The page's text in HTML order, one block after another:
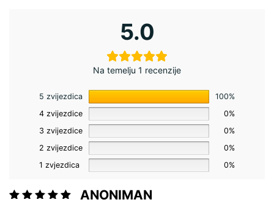
5.0
Na temelju 1 recenzije
5 zvijezdica
100%
4 zvijezdice
0%
3 zvijezdice
0%
2 zvijezdice
0%
1 zvjezdica
0%
ANONIMAN